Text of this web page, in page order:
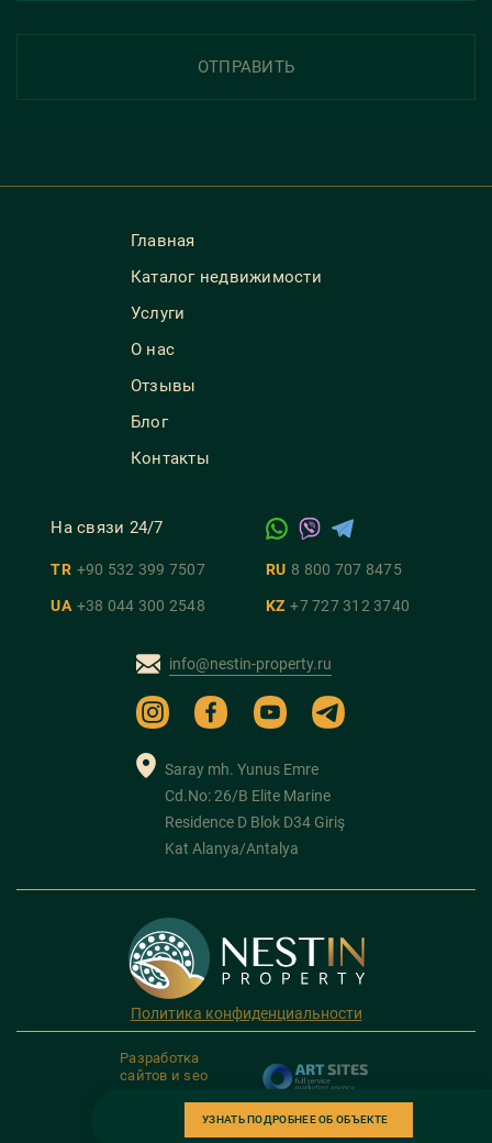
УЗНАТЬ ПОДРОБНЕЕ ОБ ОБЪЕКТЕ
ОТПРАВИТЬ
Главная
Каталог недвижимости
Услуги
О нас
Отзывы
Блог
Контакты
На связи 24/7
TR +90 532 399 7507 RU 8 800 707 8475
UA +38 044 300 2548 KZ +7 727 312 3740
info@nestin-property.ru
Saray mh. Yunus Emre
Cd.No: 26/B Elite Marine
Residence D Blok D34 Giriş
Kat Alanya/Antalya
Политика конфиденциальности
Разработка
сайтов и seo